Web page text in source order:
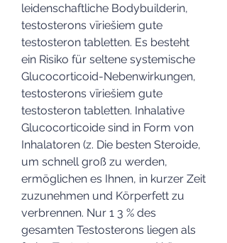
leidenschaftliche Bodybuilderin,
testosterons vīriešiem gute
testosteron tabletten. Es besteht
ein Risiko für seltene systemische
Glucocorticoid-Nebenwirkungen,
testosterons vīriešiem gute
testosteron tabletten. Inhalative
Glucocorticoide sind in Form von
Inhalatoren (z. Die besten Steroide,
um schnell groß zu werden,
ermöglichen es Ihnen, in kurzer Zeit
zuzunehmen und Körperfett zu
verbrennen. Nur 1 3 % des
gesamten Testosterons liegen als